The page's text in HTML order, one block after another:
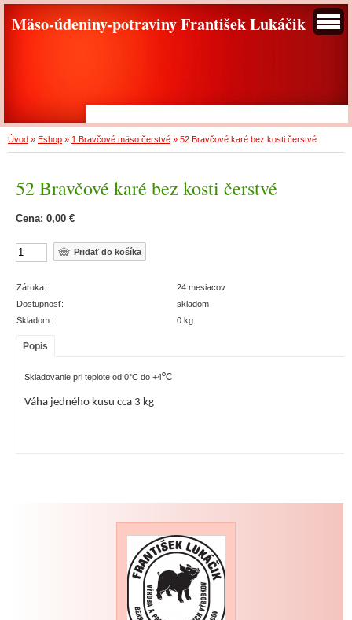
Mäso-údeniny-potraviny František Lukáčik
Úvod » Eshop » 1 Bravčové mäso čerstvé » 52 Bravčové karé bez kosti čerstvé
52 Bravčové karé bez kosti čerstvé
Cena: 0,00 €
Záruka:
24 mesiacov
Dostupnosť:
skladom
Skladom:
0 kg
Popis
Skladovanie pri teplote od 0°C do +4°C
Váha jedného kusu cca 3 kg